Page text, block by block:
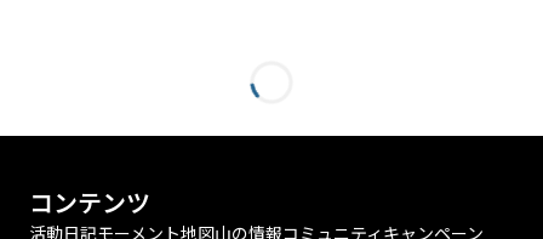
コンテンツ
活動日記モーメント地図山の情報コミュニティ キャンペーン